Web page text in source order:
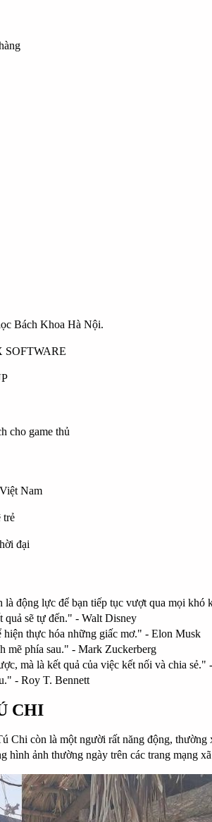
Bách Khoa Hà Nội.
SOFTWARE
cho game thủ
Nam
trẻ
đại
động lực để bạn tiếp tục vượt qua mọi khó
quả sẽ tự đến." - Walt Disney
hiện thực hóa những giấc mơ." - Elon Musk
mẽ phía sau." - Mark Zuckerberg
mà là kết quả của việc kết nối và chia sẻ." -
- Roy T. Bennett
CHI
Chi còn là một người rất năng động,
hình ảnh thường ngày trên các trang mạng